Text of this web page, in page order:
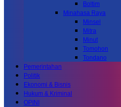
Boltim
Minahasa Raya
Minsel
Mitra
Minut
Tomohon
Tondano
Pemerintahan
Politik
Ekonomi & Bisnis
Hukum & Kriminal
OPINI